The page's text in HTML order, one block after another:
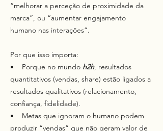
“melhorar a perceção de proximidade da
marca”, ou “aumentar engajamento
humano nas interações”.
Por que isso importa:
• Porque no mundo h2h, resultados
quantitativos (vendas, share) estão ligados a
resultados qualitativos (relacionamento,
confiança, fidelidade).
• Metas que ignoram o humano podem
produzir “vendas” que não geram valor de